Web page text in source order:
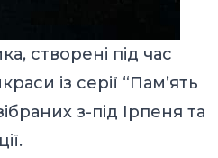
створені під час
із серії “Пам’ять
з-під Ірпеня та